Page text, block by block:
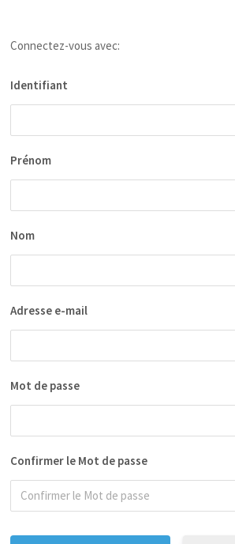
Connectez-vous avec:
Identifiant
Prénom
Nom
Adresse e-mail
Mot de passe
Confirmer le Mot de passe